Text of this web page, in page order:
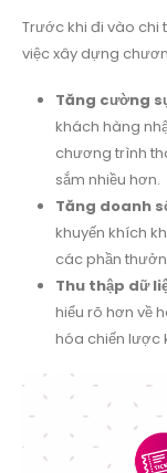
Trước khi đi vào chi
việc xây dựng
Tăng cường
khách hàng
chương trình
sắm nhiều hơn.
Tăng doanh
khuyến khích
các phần
Thu thập dữ
hiểu rõ hơn về
hóa chiến lược